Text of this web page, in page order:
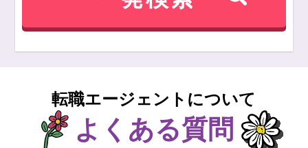
転職エージェントについて
よくある質問